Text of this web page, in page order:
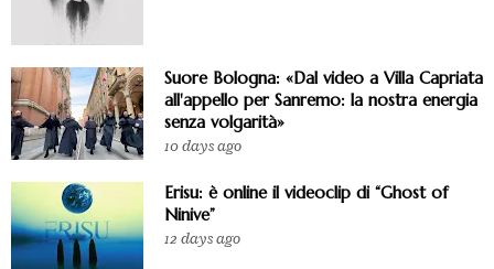
Suore Bologna: «Dal video a Villa Capriata
all'appello per Sanremo: la nostra energia
senza volgarità»
10 days ago
Erisu: è online il videoclip di “Ghost of
Ninive”
12 days ago